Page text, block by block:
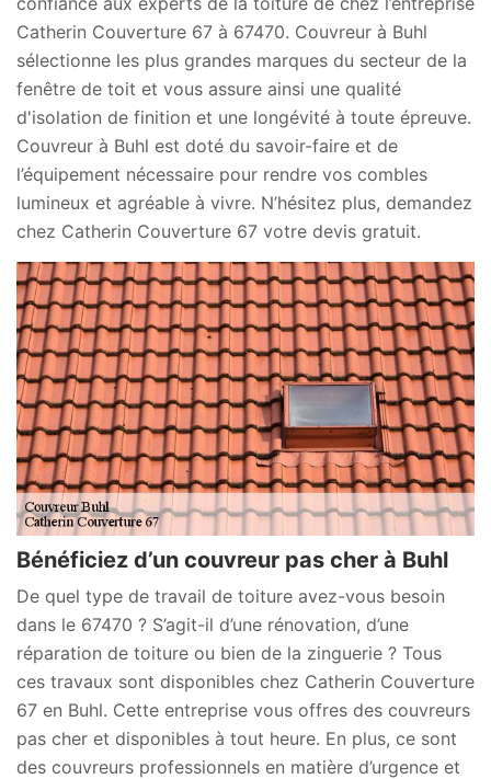
Catherin Couverture 67 à 67470. Couvreur à Buhl
sélectionne les plus grandes marques du secteur de la
fenêtre de toit et vous assure ainsi une qualité
d'isolation de finition et une longévité à toute épreuve.
Couvreur à Buhl est doté du savoir-faire et de
l’équipement nécessaire pour rendre vos combles
lumineux et agréable à vivre. N’hésitez plus, demandez
chez Catherin Couverture 67 votre devis gratuit.
Bénéficiez d’un couvreur pas cher à Buhl
De quel type de travail de toiture avez-vous besoin
dans le 67470 ? S’agit-il d’une rénovation, d’une
réparation de toiture ou bien de la zinguerie ? Tous
ces travaux sont disponibles chez Catherin Couverture
67 en Buhl. Cette entreprise vous offres des couvreurs
pas cher et disponibles à tout heure. En plus, ce sont
des couvreurs professionnels en matière d’urgence et